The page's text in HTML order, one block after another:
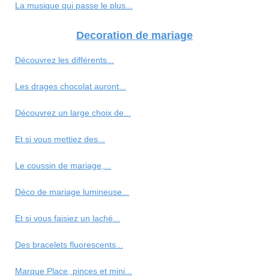
La musique qui passe le plus...
Decoration de mariage
Découvrez les différents...
Les drages chocolat auront...
Découvrez un large choix de...
Et si vous mettiez des...
Le coussin de mariage,...
Déco de mariage lumineuse...
Et si vous faisiez un laché...
Des bracelets fluorescents...
Marque Place, pinces et mini...